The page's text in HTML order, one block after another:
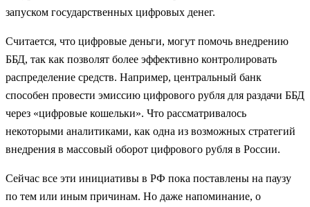
запуском государственных цифровых денег.
Считается, что цифровые деньги, могут помочь внедрению
ББД, так как позволят более эффективно контролировать
распределение средств. Например, центральный банк
способен провести эмиссию цифрового рубля для раздачи ББД
через «цифровые кошельки». Что рассматривалось
некоторыми аналитиками, как одна из возможных стратегий
внедрения в массовый оборот цифрового рубля в России.
Сейчас все эти инициативы в РФ пока поставлены на паузу
по тем или иным причинам. Но даже напоминание, о